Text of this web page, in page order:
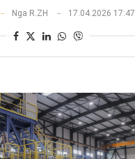
Nga R.ZH 17.04.2026 17:47